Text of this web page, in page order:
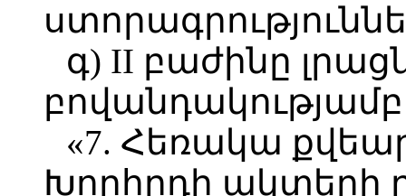
գ) II բաժինը
«7. Հեռակա
Խորհրդի ակտերի